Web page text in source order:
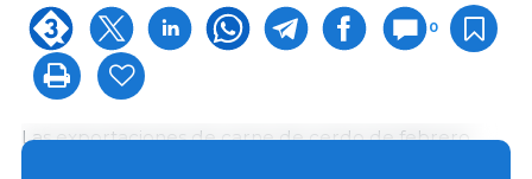
0
Las exportaciones de carne de cerdo de febrero